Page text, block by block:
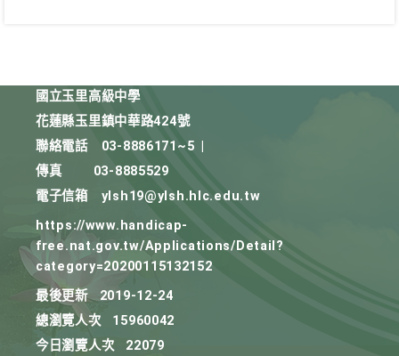
國立玉里高級中學
花蓮縣玉里鎮中華路424號
聯絡電話
03-8886171~5
傳真
03-8885529
電子信箱
ylsh19@ylsh.hlc.edu.tw
https://www.handicap-
free.nat.gov.tw/Applications/Detail?
category=20200115132152
最後更新
2019-12-24
總瀏覽人次
15960042
今日瀏覽人次
22079